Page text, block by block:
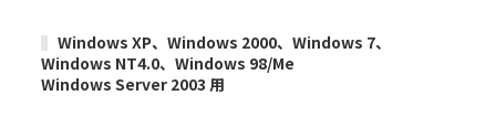
Windows XP、Windows 2000、Windows 7、
Windows NT4.0、Windows 98/Me
Windows Server 2003 用